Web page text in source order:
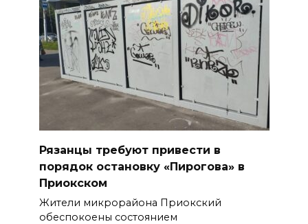
Рязанцы требуют привести в
порядок остановку «Пирогова» в
Приокском
Жители микрорайона Приокский
обеспокоены состоянием